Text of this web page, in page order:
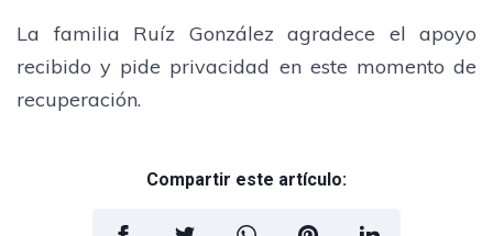
La familia Ruíz González agradece el apoyo
recibido y pide privacidad en este momento de
recuperación.
Compartir este artículo: